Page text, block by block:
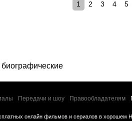
1 2 3 4 5
биографические
Передачи и шоу Правообладателям
онлайн фильмов и сериалов в хорошем